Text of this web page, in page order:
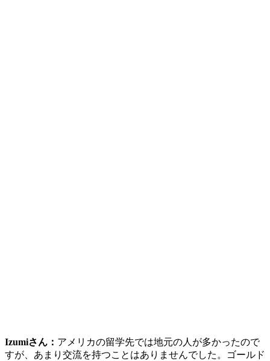
Izumiさん： アメリカの留学先では地元の人が多かったので
すが、あまり交流を持つことはありませんでした。ゴールド